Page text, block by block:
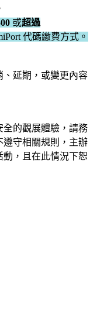
或超過
代碼繳費方式。
、延期，或變更內容
全的觀展體驗，請務
遵守相關規則，主辦
，且在此情況下恕